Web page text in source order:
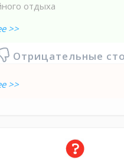
отдыха
>>
Отрицательные
>>